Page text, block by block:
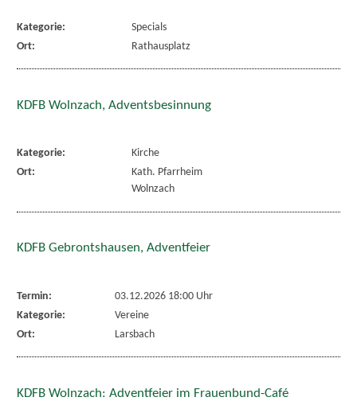
Kategorie:
Specials
Ort:
Rathausplatz
KDFB Wolnzach, Adventsbesinnung
Kategorie:
Kirche
Ort:
Kath. Pfarrheim
Wolnzach
KDFB Gebrontshausen, Adventfeier
Termin:
03.12.2026 18:00 Uhr
Kategorie:
Vereine
Ort:
Larsbach
KDFB Wolnzach: Adventfeier im Frauenbund-Café